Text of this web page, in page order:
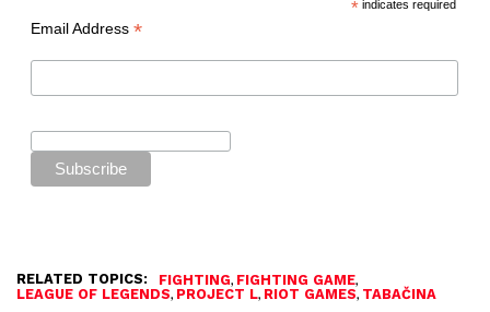
*indicates required
Email Address *
RELATED TOPICS: FIGHTING, FIGHTING GAME,
LEAGUE OF LEGENDS, PROJECT L, RIOT GAMES, TABAČINA